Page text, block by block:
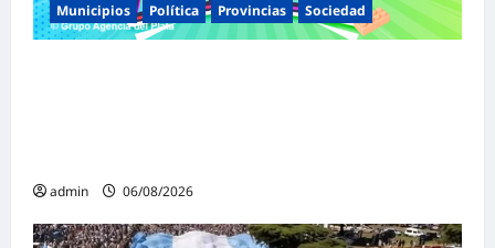
Municipios Política Provincias Sociedad
admin 06/08/2026